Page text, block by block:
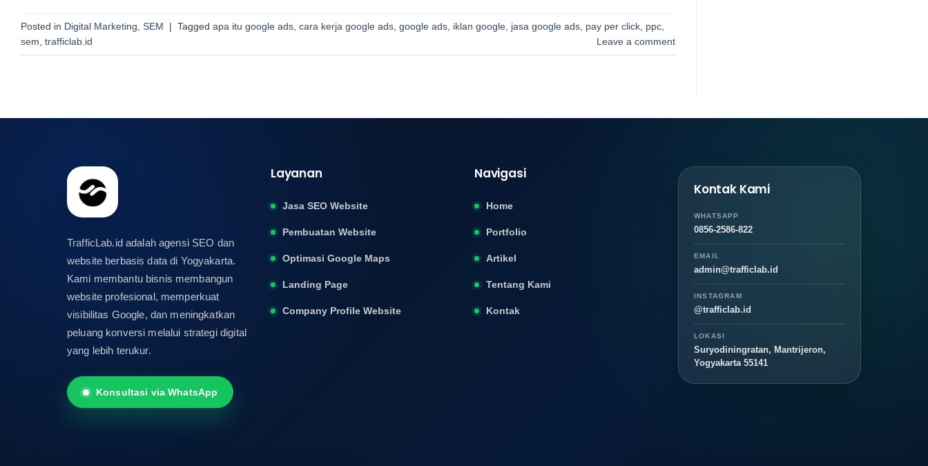
Posted in Digital Marketing SEM | Tagged apa itu google ads cara kerja google ads google ads iklan google jasa google ads pay per click ppc
sem trafficlab.id Leave a comment
TrafficLab.id adalah agensi SEO dan
website berbasis data di Yogyakarta.
Kami membantu bisnis membangun
website profesional, memperkuat
visibilitas Google, dan meningkatkan
peluang konversi melalui strategi digital
yang lebih terukur.
Konsultasi via WhatsApp
Layanan
Jasa SEO Website
Pembuatan Website
Optimasi Google Maps
Landing Page
Company Profile Website
Navigasi
Home
Portfolio
Artikel
Tentang Kami
Kontak
Kontak Kami
WHATSAPP
0856-2586-822
EMAIL
admin@trafficlab.id
INSTAGRAM
@trafficlab.id
LOKASI
Suryodiningratan, Mantrijeron,
Yogyakarta 55141